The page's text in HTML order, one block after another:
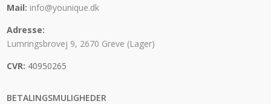
Mail: info@younique.dk
Adresse:
Lumringsbrovej 9, 2670 Greve (Lager)
CVR: 40950265
BETALINGSMULIGHEDER